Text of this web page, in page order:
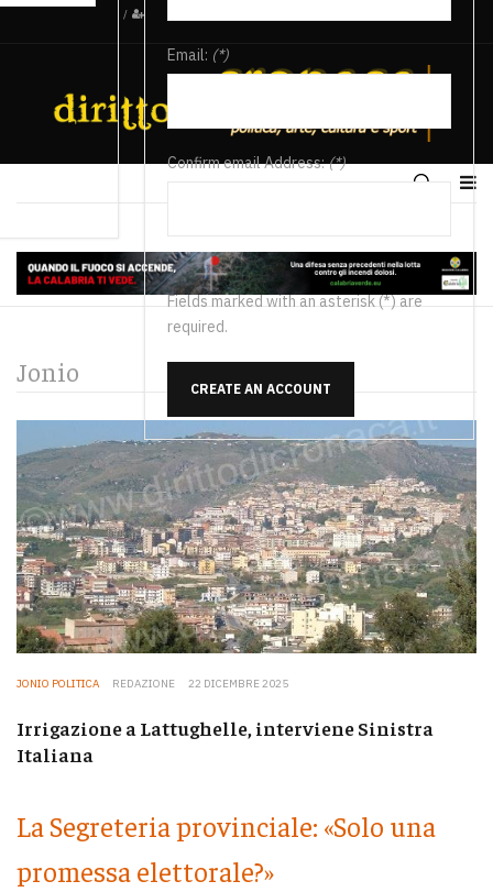
/
Email: (*)
Confirm email Address:(*)
Fields marked with an asterisk (*) are
required.
CREATE AN ACCOUNT
Jonio
JONIO POLITICA REDAZIONE 22 DICEMBRE 2025
Irrigazione a Lattughelle, interviene Sinistra
Italiana
La Segreteria provinciale: «Solo una
promessa elettorale?»